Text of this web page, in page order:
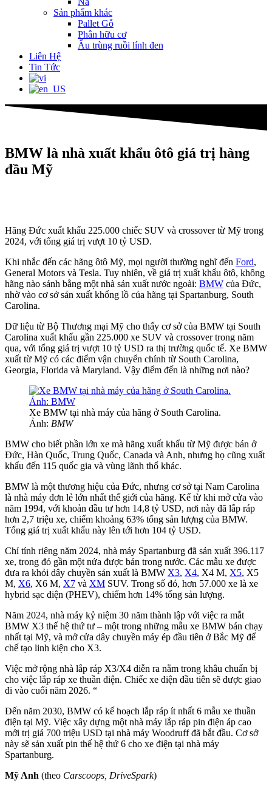
Sản phẩm khác
Pallet Gỗ
Phân hữu cơ
Ấu trùng ruồi lính đen
Liên Hệ
Tin Tức
BMW là nhà xuất khẩu ôtô giá trị hàng
đầu Mỹ
Hãng Đức xuất khẩu 225.000 chiếc SUV và crossover từ Mỹ trong
2024, với tổng giá trị vượt 10 tỷ USD.
Khi nhắc đến các hãng ôtô Mỹ, mọi người thường nghĩ đến Ford,
General Motors và Tesla. Tuy nhiên, về giá trị xuất khẩu ôtô, không
hãng nào sánh bằng một nhà sản xuất nước ngoài: BMW của Đức,
nhờ vào cơ sở sản xuất khổng lồ của hãng tại Spartanburg, South
Carolina.
Dữ liệu từ Bộ Thương mại Mỹ cho thấy cơ sở của BMW tại South
Carolina xuất khẩu gần 225.000 xe SUV và crossover trong năm
qua, với tổng giá trị vượt 10 tỷ USD ra thị trường quốc tế. Xe BMW
xuất từ Mỹ có các điểm vận chuyển chính từ South Carolina,
Georgia, Florida và Maryland. Vậy điểm đến là những nơi nào?
Xe BMW tại nhà máy của hãng ở South Carolina.
Ảnh: BMW
BMW cho biết phần lớn xe mà hãng xuất khẩu từ Mỹ được bán ở
Đức, Hàn Quốc, Trung Quốc, Canada và Anh, nhưng họ cũng xuất
khẩu đến 115 quốc gia và vùng lãnh thổ khác.
BMW là một thương hiệu của Đức, nhưng cơ sở tại Nam Carolina
là nhà máy đơn lẻ lớn nhất thế giới của hãng. Kể từ khi mở cửa vào
năm 1994, với khoản đầu tư hơn 14,8 tỷ USD, nơi này đã lắp ráp
hơn 2,7 triệu xe, chiếm khoảng 63% tổng sản lượng của BMW.
Tổng giá trị xuất khẩu này lên tới hơn 104 tỷ USD.
Chỉ tính riêng năm 2024, nhà máy Spartanburg đã sản xuất 396.117
xe, trong đó gần một nửa được bán trong nước. Các mẫu xe được
đưa ra khỏi dây chuyền sản xuất là BMW X3, X4, X4 M, X5, X5
M, X6, X6 M, X7 và XM SUV. Trong số đó, hơn 57.000 xe là xe
hybrid sạc điện (PHEV), chiếm hơn 14% tổng sản lượng.
Năm 2024, nhà máy kỷ niệm 30 năm thành lập với việc ra mắt
BMW X3 thế hệ thứ tư – một trong những mẫu xe BMW bán chạy
nhất tại Mỹ, và mở cửa dây chuyền máy ép đầu tiên ở Bắc Mỹ để
chế tạo linh kiện cho X3.
Việc mở rộng nhà lắp ráp X3/X4 diễn ra nằm trong khâu chuẩn bị
cho việc lắp ráp xe thuần điện. Chiếc xe điện đầu tiên sẽ được giao
đi vào cuối năm 2026. “
Đến năm 2030, BMW có kế hoạch lắp ráp ít nhất 6 mẫu xe thuần
điện tại Mỹ. Việc xây dựng một nhà máy lắp ráp pin điện áp cao
mới trị giá 700 triệu USD tại nhà máy Woodruff đã bắt đầu. Cơ sở
này sẽ sản xuất pin thế hệ thứ 6 cho xe điện tại nhà máy
Spartanburg.
Mỹ Anh (theo Carscoops, DriveSpark)